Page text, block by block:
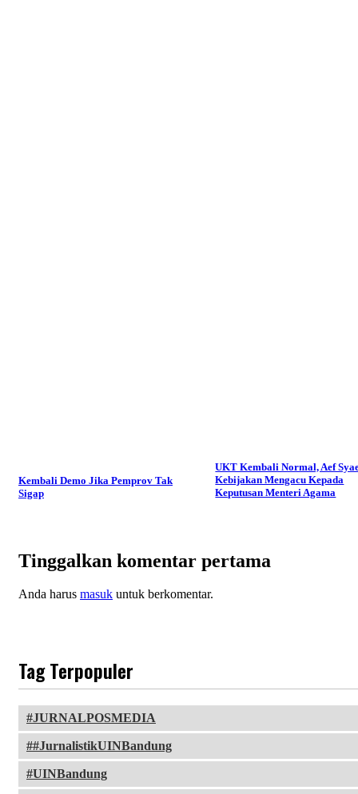
Kembali Demo Jika Pemprov Tak
Sigap
UKT Kembali Normal, Aef
Kebijakan Mengacu Kepada
Keputusan Menteri Agama
Tinggalkan komentar pertama
Anda harus masuk untuk berkomentar.
Tag Terpopuler
JURNALPOSMEDIA
#JurnalistikUINBandung
UINBandung